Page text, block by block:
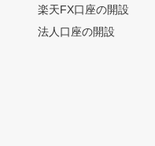
楽天FX口座の開設
法人口座の開設